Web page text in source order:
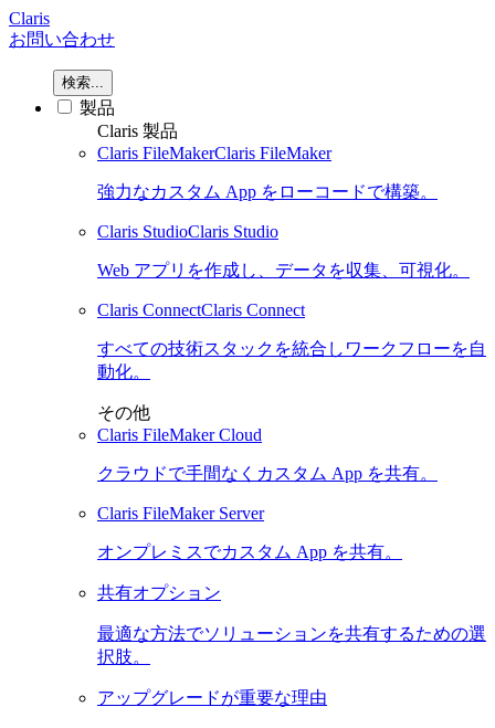
Claris
お問い合わせ
検索...
製品
Claris 製品
Claris FileMakerClaris FileMaker
強力なカスタム App をローコードで構築。
Claris StudioClaris Studio
Web アプリを作成し、データを収集、可視化。
Claris ConnectClaris Connect
すべての技術スタックを統合しワークフローを自
動化。
その他
Claris FileMaker Cloud
クラウドで手間なくカスタム App を共有。
Claris FileMaker Server
オンプレミスでカスタム App を共有。
共有オプション
最適な方法でソリューションを共有するための選
択肢。
アップグレードが重要な理由